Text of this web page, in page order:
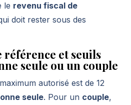
le revenu fiscal de
doit rester sous des
référence et seuils
seule ou un couple
maximum autorisé est de 12
seule. Pour un couple,